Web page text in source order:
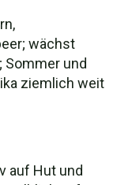
wächst
Sommer und
ziemlich weit
auf Hut und